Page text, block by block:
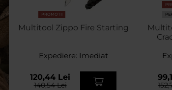
PROMOTII
Multitool Zippo Fire Starting
Expediere: Imediat
120,44 Lei
140,54 Lei